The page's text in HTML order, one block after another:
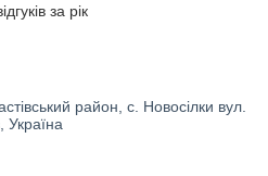
за рік
район, с. Новосілки вул.
Україна